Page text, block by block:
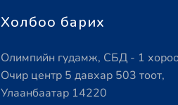
Холбоо барих
Олимпийн гудамж, СБД - 1
Очир центр 5 давхар 503 тоот,
Улаанбаатар 14220